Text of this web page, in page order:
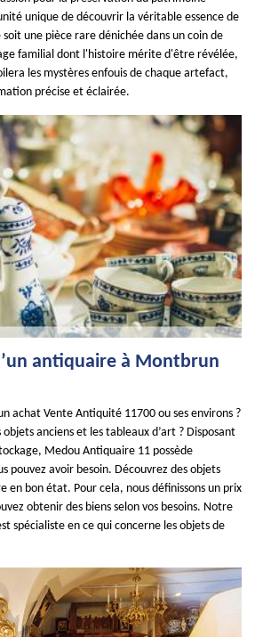
unique de découvrir la véritable essence de
une pièce rare dénichée dans un coin de
familial dont l'histoire mérite d'être révélée,
les mystères enfouis de chaque artefact,
précise et éclairée.
antiquaire à Montbrun
achat Vente Antiquité 11700 ou ses environs ?
anciens et les tableaux d’art ? Disposant
Medou Antiquaire 11 possède
pouvez avoir besoin. Découvrez des objets
en bon état. Pour cela, nous définissons un prix
obtenir des biens selon vos besoins. Notre
spécialiste en ce qui concerne les objets de